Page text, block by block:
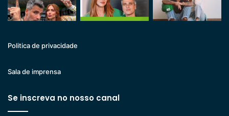
Politica de privacidade
Sala de imprensa
Se inscreva no nosso canal